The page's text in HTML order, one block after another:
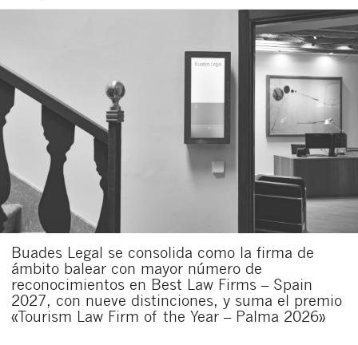
Buades Legal se consolida como la firma de
ámbito balear con mayor número de
reconocimientos en Best Law Firms – Spain
2027, con nueve distinciones, y suma el premio
«Tourism Law Firm of the Year – Palma 2026»